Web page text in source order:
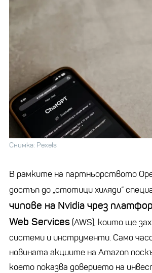
Снимка: Pexels
В рамките на партньорството
достъп до „стотици хиляди“
чипове на Nvidia чрез
Web Services (AWS), които ще
системи и инструменти. Само
новината акциите на Amazon
което показва доверието на